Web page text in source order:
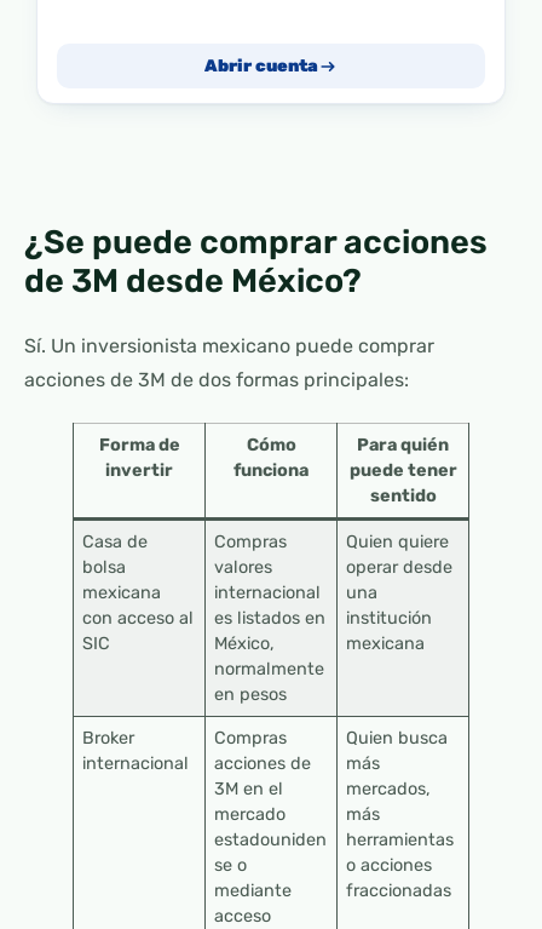
Abrir cuenta
¿Se puede comprar acciones
de 3M desde México?
Sí. Un inversionista mexicano puede comprar
acciones de 3M de dos formas principales:
Forma de
invertir
Cómo
funciona
Para quién
puede tener
sentido
Casa de
bolsa
mexicana
con acceso al
SIC
Compras
valores
internacional
es listados en
México,
normalmente
en pesos
Quien quiere
operar desde
una
institución
mexicana
Broker
internacional
Compras
acciones de
3M en el
mercado
estadouniden
se o
mediante
acceso
Quien busca
más
mercados,
más
herramientas
o acciones
fraccionadas